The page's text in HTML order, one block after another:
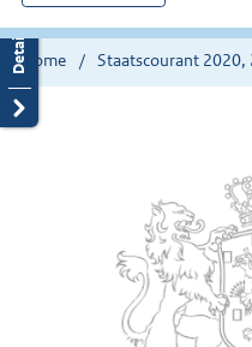
hier:
Home Staatscourant 2020,